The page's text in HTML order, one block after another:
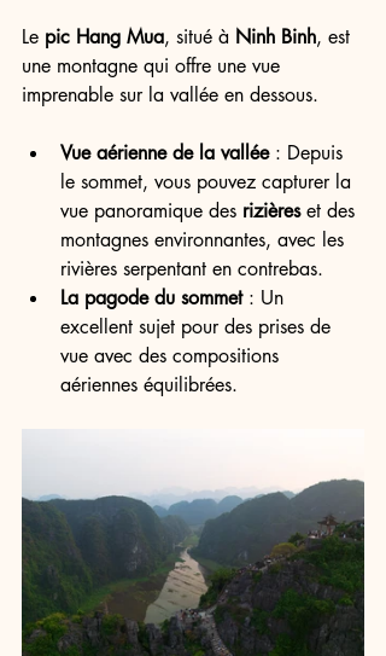
Le pic Hang Mua, situé à Ninh Binh, est
une montagne qui offre une vue
imprenable sur la vallée en dessous.
Vue aérienne de la vallée : Depuis
le sommet, vous pouvez capturer la
vue panoramique des rizières et des
montagnes environnantes, avec les
rivières serpentant en contrebas.
La pagode du sommet : Un
excellent sujet pour des prises de
vue avec des compositions
aériennes équilibrées.